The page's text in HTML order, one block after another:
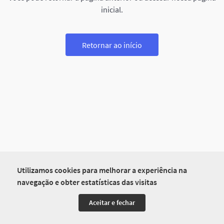
Utilizamos cookies para melhorar a experiência na
navegação e obter estatísticas das visitas
Aceitar e fechar
inicial.
Retornar ao início